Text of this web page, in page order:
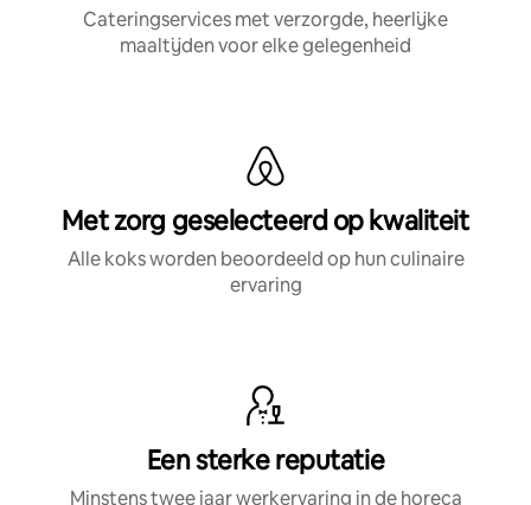
Cateringservices met verzorgde, heerlijke
maaltijden voor elke gelegenheid
Met zorg geselecteerd op kwaliteit
Alle koks worden beoordeeld op hun culinaire
ervaring
Een sterke reputatie
Minstens twee jaar werkervaring in de horeca